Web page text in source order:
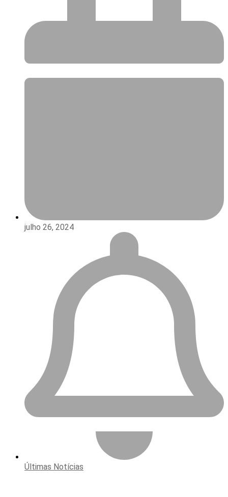
julho 26, 2024
Últimas Notícias